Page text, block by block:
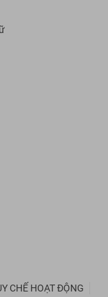
ẩm ướt.
CHẾ HOẠT ĐỘNG